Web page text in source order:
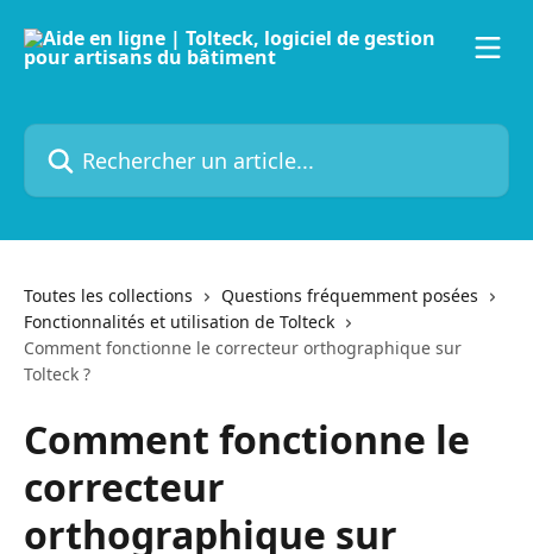
Rechercher un article...
Toutes les collections
Questions fréquemment posées
Fonctionnalités et utilisation de Tolteck
Comment fonctionne le correcteur orthographique sur
Tolteck ?
Comment fonctionne le
correcteur
orthographique sur